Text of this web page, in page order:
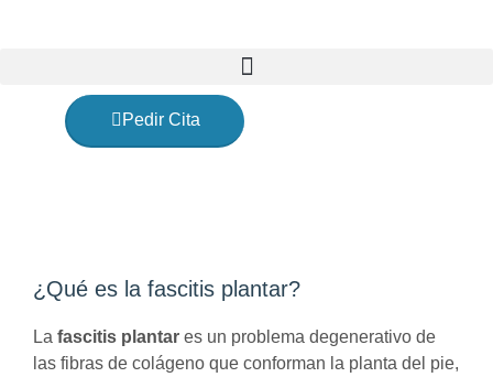
Pedir Cita
¿Qué es la fascitis plantar?
La fascitis plantar es un problema degenerativo de
las fibras de colágeno que conforman la planta del pie,